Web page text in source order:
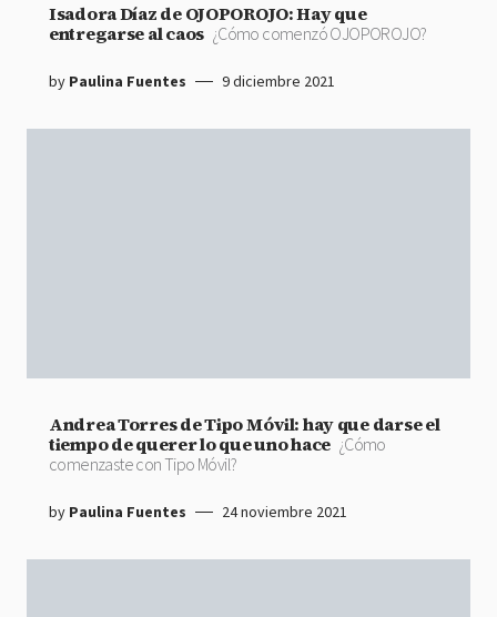
Isadora Díaz de OJOPOROJO: Hay que
entregarse al caos ¿Cómo comenzó OJOPOROJO?
by Paulina Fuentes 9 diciembre 2021
Andrea Torres de Tipo Móvil: hay que darse el
tiempo de querer lo que uno hace ¿Cómo
comenzaste con Tipo Móvil?
by Paulina Fuentes 24 noviembre 2021